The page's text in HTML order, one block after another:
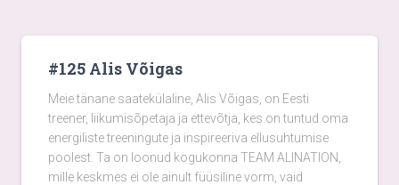
#125 Alis Võigas
Meie tänane saatekülaline, Alis Võigas, on Eesti
treener, liikumisõpetaja ja ettevõtja, kes on tuntud oma
energiliste treeningute ja inspireeriva ellusuhtumise
poolest. Ta on loonud kogukonna TEAM ALINATION,
mille keskmes ei ole ainult füüsiline vorm, vaid